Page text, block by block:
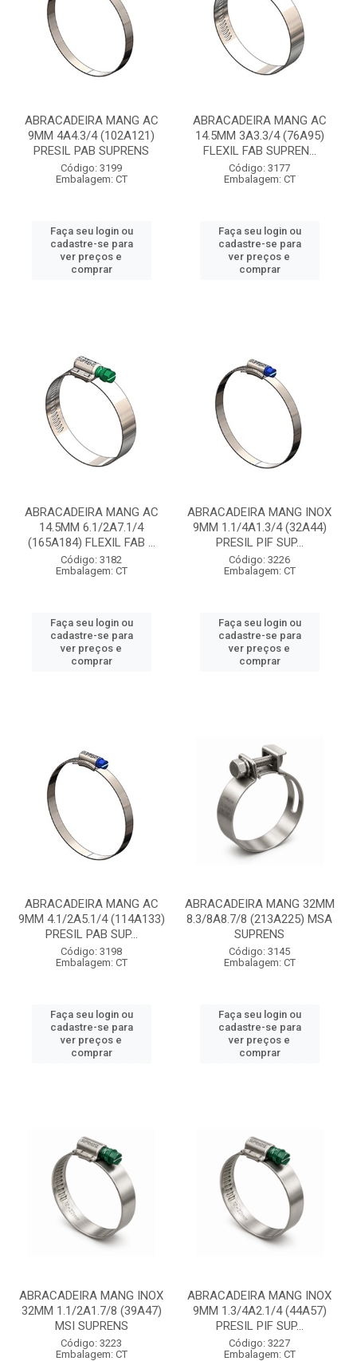
ABRACADEIRA MANG AC
9MM 4A4.3/4 (102A121)
PRESIL PAB SUPRENS
Código: 3199
Embalagem: CT
Faça seu login ou
cadastre-se para
ver preços e
comprar
ABRACADEIRA MANG AC
14.5MM 3A3.3/4 (76A95)
FLEXIL FAB SUPREN...
Código: 3177
Embalagem: CT
Faça seu login ou
cadastre-se para
ver preços e
comprar
ABRACADEIRA MANG AC
14.5MM 6.1/2A7.1/4
(165A184) FLEXIL FAB ...
Código: 3182
Embalagem: CT
Faça seu login ou
cadastre-se para
ver preços e
comprar
ABRACADEIRA MANG INOX
9MM 1.1/4A1.3/4 (32A44)
PRESIL PIF SUP...
Código: 3226
Embalagem: CT
Faça seu login ou
cadastre-se para
ver preços e
comprar
ABRACADEIRA MANG AC
9MM 4.1/2A5.1/4 (114A133)
PRESIL PAB SUP...
Código: 3198
Embalagem: CT
Faça seu login ou
cadastre-se para
ver preços e
comprar
ABRACADEIRA MANG 32MM
8.3/8A8.7/8 (213A225) MSA
SUPRENS
Código: 3145
Embalagem: CT
Faça seu login ou
cadastre-se para
ver preços e
comprar
ABRACADEIRA MANG INOX
32MM 1.1/2A1.7/8 (39A47)
MSI SUPRENS
Código: 3223
Embalagem: CT
ABRACADEIRA MANG INOX
9MM 1.3/4A2.1/4 (44A57)
PRESIL PIF SUP...
Código: 3227
Embalagem: CT